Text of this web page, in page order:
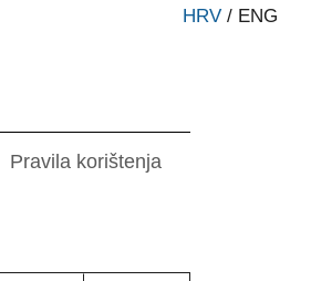
HRV / ENG
Pravila korištenja